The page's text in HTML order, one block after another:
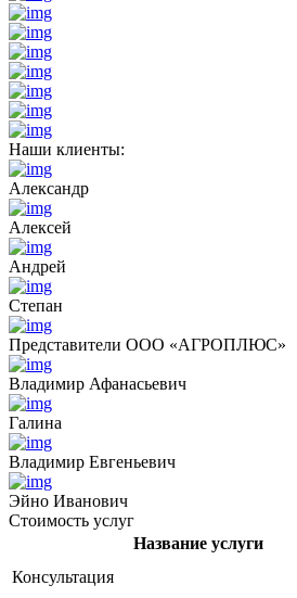
Наши клиенты:
Александр
Алексей
Андрей
Степан
Представители ООО «АГРОПЛЮС»
Владимир Афанасьевич
Галина
Владимир Евгеньевич
Эйно Иванович
Стоимость услуг
Название услуги
Консультация